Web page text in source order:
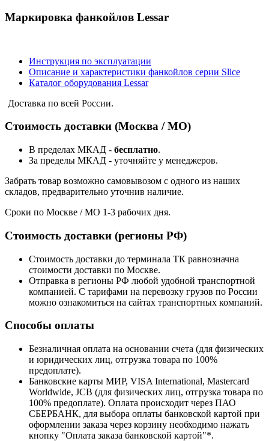
Маркировка фанкойлов Lessar
Инструкция по эксплуатации
Описание и характеристики фанкойлов серии Slice
Каталог оборудования Lessar
Доставка по всей России.
Стоимость доставки (Москва / МО)
В пределах МКАД - бесплатно.
За пределы МКАД - уточняйте у менеджеров.
Забрать товар возможно самовывозом с одного из наших
складов, предварительно уточнив наличие.
Сроки по Москве / МО 1-3 рабочих дня.
Стоимость доставки (регионы РФ)
Стоимость доставки до терминала ТК равнозначна
стоимости доставки по Москве.
Отправка в регионы РФ любой удобной транспортной
компанией. С тарифами на перевозку грузов по России
можно ознакомиться на сайтах транспортных компаний.
Способы оплаты
Безналичная оплата на основании счета (для физических
и юридических лиц, отгрузка товара по 100%
предоплате).
Банковские карты МИР, VISA International, Mastercard
Worldwide, JCB (для физических лиц, отгрузка товара по
100% предоплате). Оплата происходит через ПАО
СБЕРБАНК, для выбора оплаты банковской картой при
оформлении заказа через корзину необходимо нажать
кнопку "Оплата заказа банковской картой"*.